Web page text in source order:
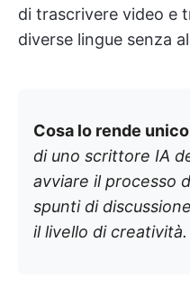
di trascrivere video e
diverse lingue senza
Cosa lo rende
di uno scrittore IA
avviare il processo
spunti di
il livello di creatività.